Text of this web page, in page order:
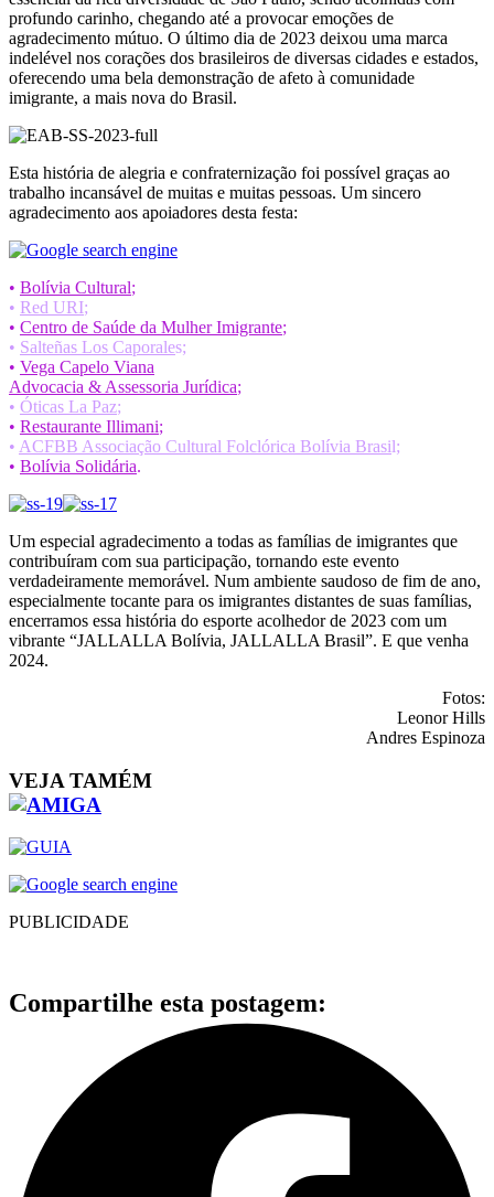
profundo carinho, chegando até a provocar emoções de
agradecimento mútuo. O último dia de 2023 deixou uma marca
indelével nos corações dos brasileiros de diversas cidades e estados,
oferecendo uma bela demonstração de afeto à comunidade
imigrante, a mais nova do Brasil.
Esta história de alegria e confraternização foi possível graças ao
trabalho incansável de muitas e muitas pessoas. Um sincero
agradecimento aos apoiadores desta festa:
• Bolívia Cultural;
• Red URI;
• Centro de Saúde da Mulher Imigrante;
• Salteñas Los Caporales;
• Vega Capelo Viana
Advocacia & Assessoria Jurídica;
• Óticas La Paz;
• Restaurante Illimani;
• ACFBB Associação Cultural Folclórica Bolívia Brasil;
• Bolívia Solidária.
Um especial agradecimento a todas as famílias de imigrantes que
contribuíram com sua participação, tornando este evento
verdadeiramente memorável. Num ambiente saudoso de fim de ano,
especialmente tocante para os imigrantes distantes de suas famílias,
encerramos essa história do esporte acolhedor de 2023 com um
vibrante “JALLALLA Bolívia, JALLALLA Brasil”. E que venha
2024.
Fotos:
Leonor Hills
Andres Espinoza
VEJA TAMÉM
PUBLICIDADE
Compartilhe esta postagem: